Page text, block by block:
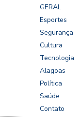
GERAL
Esportes
Segurança
Cultura
Tecnologia
Alagoas
Política
Saúde
Contato